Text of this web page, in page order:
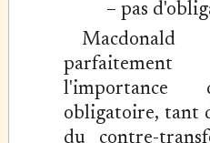
– pas
l'importance
obligatoire, tant
du contre-